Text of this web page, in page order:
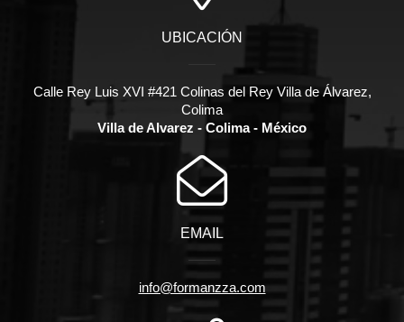
UBICACIÓN
Calle Rey Luis XVI #421 Colinas del Rey Villa de Álvarez,
Colima
Villa de Alvarez - Colima - México
EMAIL
info@formanzza.com